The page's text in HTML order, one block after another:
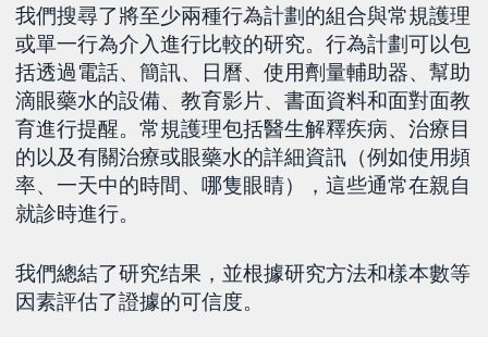
我們搜尋了將至少兩種行為計劃的組合與常規護理
或單一行為介入進行比較的研究。行為計劃可以包
括透過電話、簡訊、日曆、使用劑量輔助器、幫助
滴眼藥水的設備、教育影片、書面資料和面對面教
育進行提醒。常規護理包括醫生解釋疾病、治療目
的以及有關治療或眼藥水的詳細資訊（例如使用頻
率、一天中的時間、哪隻眼睛），這些通常在親自
就診時進行。
我們總結了研究结果，並根據研究方法和樣本數等
因素評估了證據的可信度。